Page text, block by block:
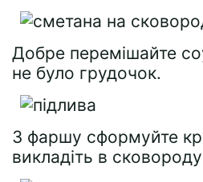
Добре перемішайте
не було грудочок.
З фаршу сформуйте
викладіть в